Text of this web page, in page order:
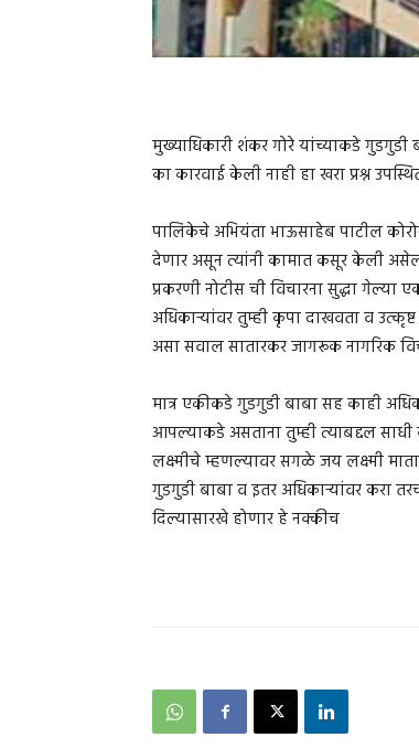
मुख्याधिकारी शंकर गोरे यांच्याकडे गुडगुडी
का कारवाई केली नाही हा खरा प्रश्न
पालिकेचे अभियंता भाऊसाहेब पाटील
देणार असून त्यांनी कामात कसूर केली
प्रकरणी नोटीस ची विचारना सुद्धा
अधिकार्‍यांवर तुम्ही कृपा दाखवता व
असा सवाल सातारकर जागरूक नागरिक
मात्र एकीकडे गुडगुडी बाबा सह काही
आपल्याकडे असताना तुम्ही त्याबद्दल
लक्ष्मीचे म्हणल्यावर सगळे जय लक्ष्मी
गुडगुडी बाबा व इतर अधिकार्‍यांवर करा
दिल्यासारखे होणार हे नक्कीच